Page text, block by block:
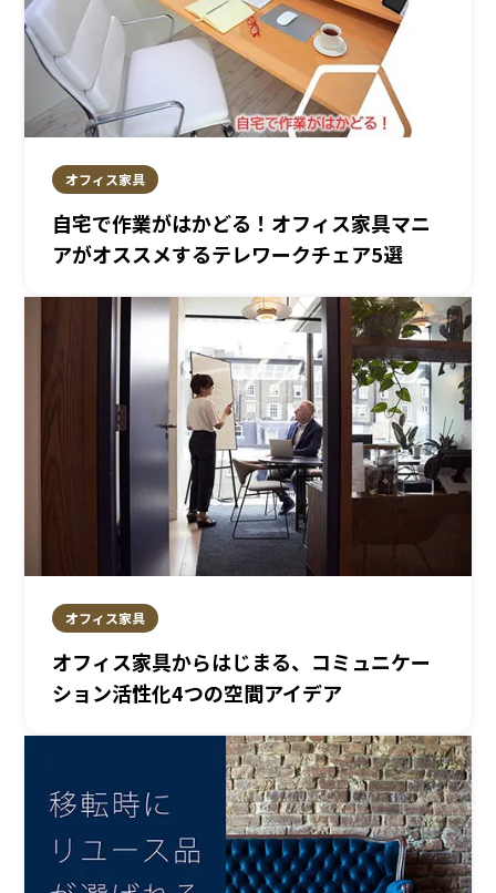
オフィス家具
自宅で作業がはかどる！オフィス家具マニ
アがオススメするテレワークチェア5選
オフィス家具
オフィス家具からはじまる、コミュニケー
ション活性化4つの空間アイデア